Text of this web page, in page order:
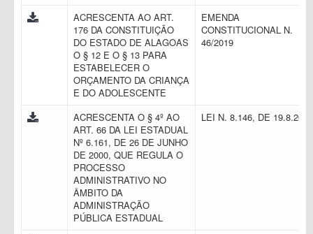
ACRESCENTA AO ART.
176 DA CONSTITUIÇÃO
DO ESTADO DE ALAGOAS
O § 12 E O § 13 PARA
ESTABELECER O
ORÇAMENTO DA CRIANÇA
E DO ADOLESCENTE
EMENDA
CONSTITUCIONAL N.
46/2019
ACRESCENTA O § 4º AO
ART. 66 DA LEI ESTADUAL
Nº 6.161, DE 26 DE JUNHO
DE 2000, QUE REGULA O
PROCESSO
ADMINISTRATIVO NO
ÂMBITO DA
ADMINISTRAÇÃO
PÚBLICA ESTADUAL
LEI N. 8.146, DE